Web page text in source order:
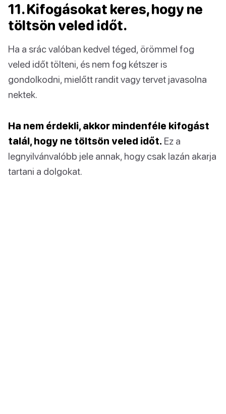
11. Kifogásokat keres, hogy ne
töltsön veled időt.
Ha a srác valóban kedvel téged, örömmel fog
veled időt tölteni, és nem fog kétszer is
gondolkodni, mielőtt randit vagy tervet javasolna
nektek.
Ha nem érdekli, akkor mindenféle kifogást
talál, hogy ne töltsön veled időt. Ez a
legnyilvánvalóbb jele annak, hogy csak lazán akarja
tartani a dolgokat.